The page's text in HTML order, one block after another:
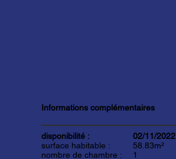
Informations complémentaires
disponibilité :
surface habitable :
nombre de chambre :
02/11/2022
58.83m²
1